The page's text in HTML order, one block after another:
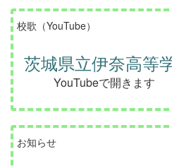
校歌（YouTube）
茨城県立伊奈高
YouTubeで開きます
お知らせ